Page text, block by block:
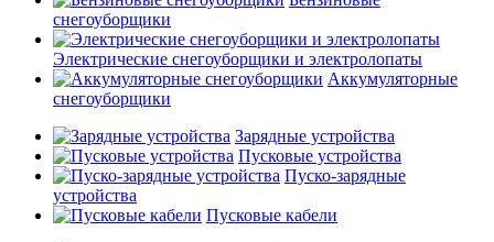
снегоуборщики
Электрические снегоуборщики и электролопаты
Аккумуляторные
снегоуборщики
Зарядные устройства
Пусковые устройства
Пуско-зарядные
устройства
Пусковые кабели